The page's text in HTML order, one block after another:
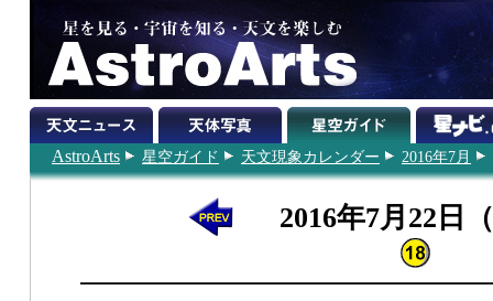
AstroArts 星空ガイド 天文現象カレンダー 2016年7月
2016年7月22日